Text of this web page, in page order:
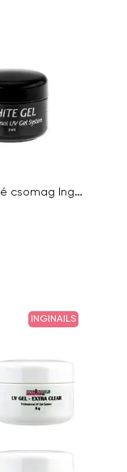
Kedvezményes 5x5ml építő UV zselé csomag Inginails Professional
INGINAILS